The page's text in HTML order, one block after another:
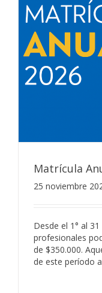
Matrícula
25 noviembre
Desde el 1° al
profesionales
de $350.000.
de este período